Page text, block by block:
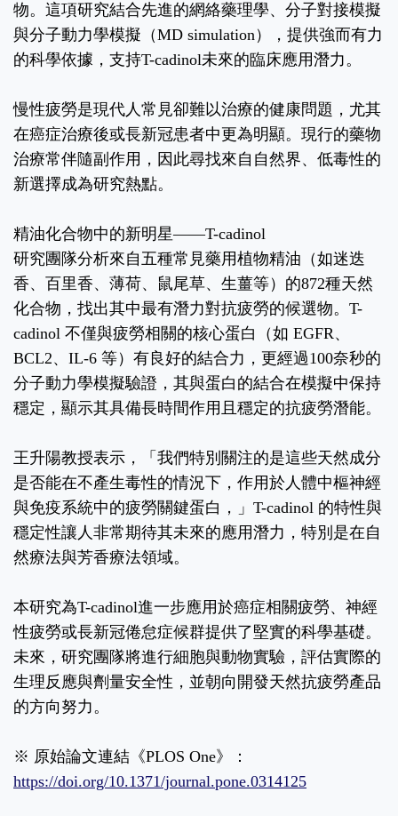
物。這項研究結合先進的網絡藥理學、分子對接模擬
與分子動力學模擬（MD simulation），提供強而有力
的科學依據，支持T-cadinol未來的臨床應用潛力。
慢性疲勞是現代人常見卻難以治療的健康問題，尤其
在癌症治療後或長新冠患者中更為明顯。現行的藥物
治療常伴隨副作用，因此尋找來自自然界、低毒性的
新選擇成為研究熱點。
精油化合物中的新明星——T-cadinol
研究團隊分析來自五種常見藥用植物精油（如迷迭
香、百里香、薄荷、鼠尾草、生薑等）的872種天然
化合物，找出其中最有潛力對抗疲勞的候選物。T-
cadinol 不僅與疲勞相關的核心蛋白（如 EGFR、
BCL2、IL-6 等）有良好的結合力，更經過100奈秒的
分子動力學模擬驗證，其與蛋白的結合在模擬中保持
穩定，顯示其具備長時間作用且穩定的抗疲勞潛能。
王升陽教授表示，「我們特別關注的是這些天然成分
是否能在不產生毒性的情況下，作用於人體中樞神經
與免疫系統中的疲勞關鍵蛋白，」T-cadinol 的特性與
穩定性讓人非常期待其未來的應用潛力，特別是在自
然療法與芳香療法領域。
本研究為T-cadinol進一步應用於癌症相關疲勞、神經
性疲勞或長新冠倦怠症候群提供了堅實的科學基礎。
未來，研究團隊將進行細胞與動物實驗，評估實際的
生理反應與劑量安全性，並朝向開發天然抗疲勞產品
的方向努力。
※ 原始論文連結《PLOS One》：
https://doi.org/10.1371/journal.pone.0314125